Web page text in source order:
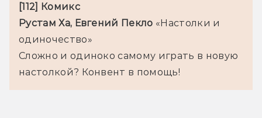
[112] Комикс
Рустам Ха, Евгений Пекло «Настолки и
одиночество»
Сложно и одиноко самому играть в новую